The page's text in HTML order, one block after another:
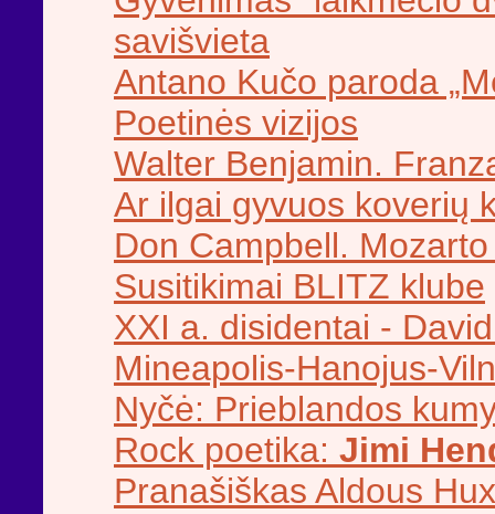
savišvieta
Antano Kučo paroda
Poetinės vizijos
Walter Benjamin.
Ar ilgai gyvuos koverių
Don Campbell.
Susitikimai BLITZ klube
XXI a. disidentai -
Mineapolis-Hanojus-
Nyčė: Prieblandos
Rock poetika: Jimi
Pranašiškas Aldous